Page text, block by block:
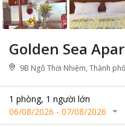
Golden Sea
9B Ngô Thời Nhiệm, Thành
1 phòng, 1 người lớn
06/08/2026 - 07/08/2026